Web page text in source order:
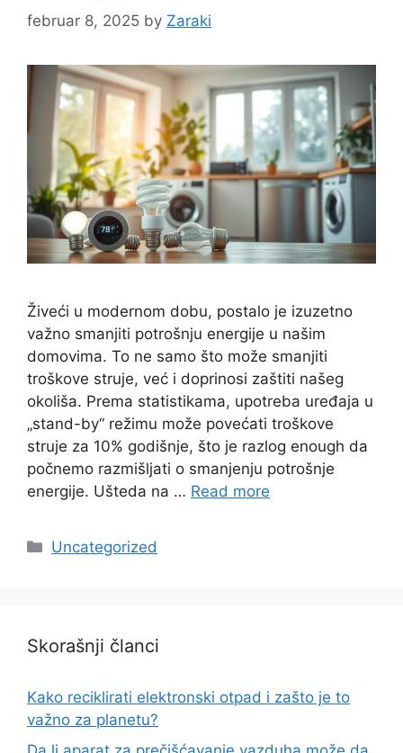
februar 8, 2025 by Zaraki
Živeći u modernom dobu, postalo je izuzetno
važno smanjiti potrošnju energije u našim
domovima. To ne samo što može smanjiti
troškove struje, već i doprinosi zaštiti našeg
okoliša. Prema statistikama, upotreba uređaja u
„stand-by“ režimu može povećati troškove
struje za 10% godišnje, što je razlog enough da
počnemo razmišljati o smanjenju potrošnje
energije. Ušteda na … Read more
Categories
Uncategorized
Skorašnji članci
Kako reciklirati elektronski otpad i zašto je to
važno za planetu?